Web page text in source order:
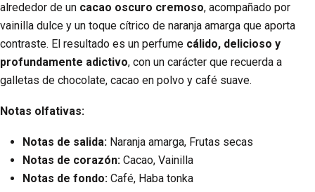
alrededor de un cacao oscuro cremoso, acompañado por
vainilla dulce y un toque cítrico de naranja amarga que aporta
contraste. El resultado es un perfume cálido, delicioso y
profundamente adictivo, con un carácter que recuerda a
galletas de chocolate, cacao en polvo y café suave.
Notas olfativas:
Notas de salida: Naranja amarga, Frutas secas
Notas de corazón: Cacao, Vainilla
Notas de fondo: Café, Haba tonka